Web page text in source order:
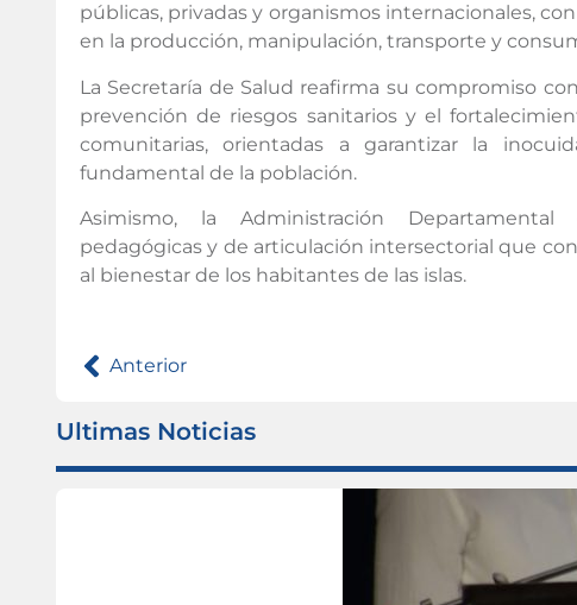
públicas, privadas y organismos internacionales,
en la producción, manipulación, transporte y
La Secretaría de Salud reafirma su compromiso
prevención de riesgos sanitarios y el
comunitarias, orientadas a garantizar la
fundamental de la población.
Asimismo, la Administración Departamental
pedagógicas y de articulación intersectorial que
al bienestar de los habitantes de las islas.
Anterior
Ultimas Noticias